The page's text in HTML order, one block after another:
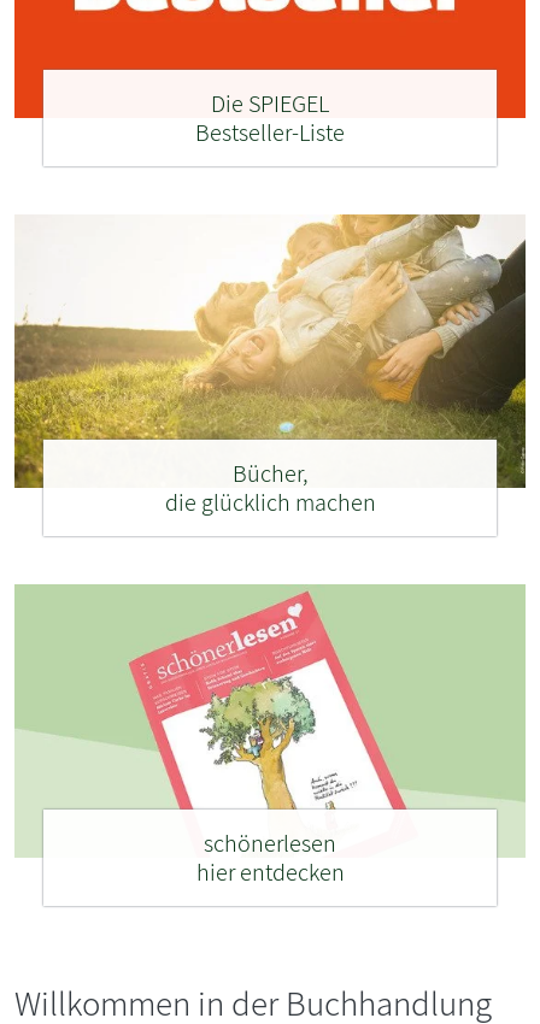
Die SPIEGEL
Bestseller-Liste
Bücher,
die glücklich machen
schönerlesen
hier entdecken
Willkommen in der Buchhandlung